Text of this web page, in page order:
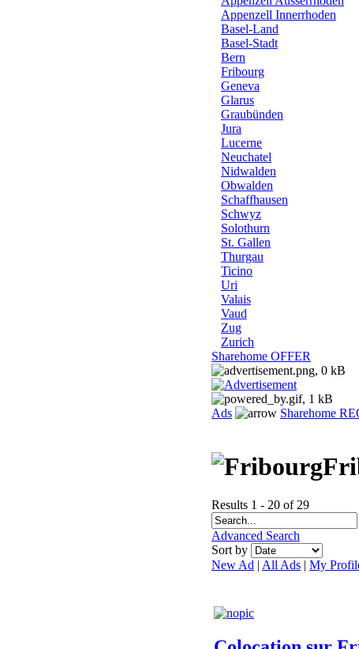
Appenzell Innerrhoden
Basel-Land
Basel-Stadt
Bern
Fribourg
Geneva
Glarus
Graubünden
Jura
Lucerne
Neuchatel
Nidwalden
Obwalden
Schaffhausen
Schwyz
Solothurn
St. Gallen
Thurgau
Ticino
Uri
Valais
Vaud
Zug
Zurich
Sharehome OFFER
Ads Sharehome
Results 1 - 20 of 29
Advanced Search
Sort by
New Ad | All Ads | My